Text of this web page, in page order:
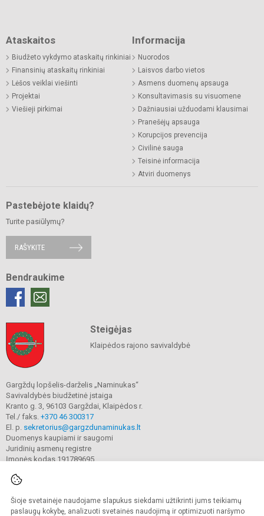
Šioje svetainėje naudojame slapukus siekdami užtikrinti jums teikiamų
paslaugų kokybę, analizuoti svetainės naudojimą ir optimizuoti naršymo
Ataskaitos
Biudžeto vykdymo ataskaitų rinkiniai
Finansinių ataskaitų rinkiniai
Lėšos veiklai viešinti
Projektai
Viešieji pirkimai
Informacija
Nuorodos
Laisvos darbo vietos
Asmens duomenų apsauga
Konsultavimasis su visuomene
Dažniausiai užduodami klausimai
Pranešėjų apsauga
Korupcijos prevencija
Civilinė sauga
Teisinė informacija
Atviri duomenys
Pastebėjote klaidų?
Turite pasiūlymų?
RAŠYKITE
Bendraukime
Steigėjas
Klaipėdos rajono savivaldybė
Gargždų lopšelis-darželis „Naminukas“
Savivaldybės biudžetinė įstaiga
Kranto g. 3, 96103 Gargždai, Klaipėdos r.
Tel./ faks. +370 46 300317
El. p. sekretorius@gargzdunaminukas.lt
Duomenys kaupiami ir saugomi
Juridinių asmenų registre
Įmonės kodas 191789695
© 2025. Gargždų lopšelio-darželio ,,Naminukas". Visos teisės saugomos.
Kopijuoti turinį be raštiško įstaigos administracijos sutikimo griežtai draudžiama.